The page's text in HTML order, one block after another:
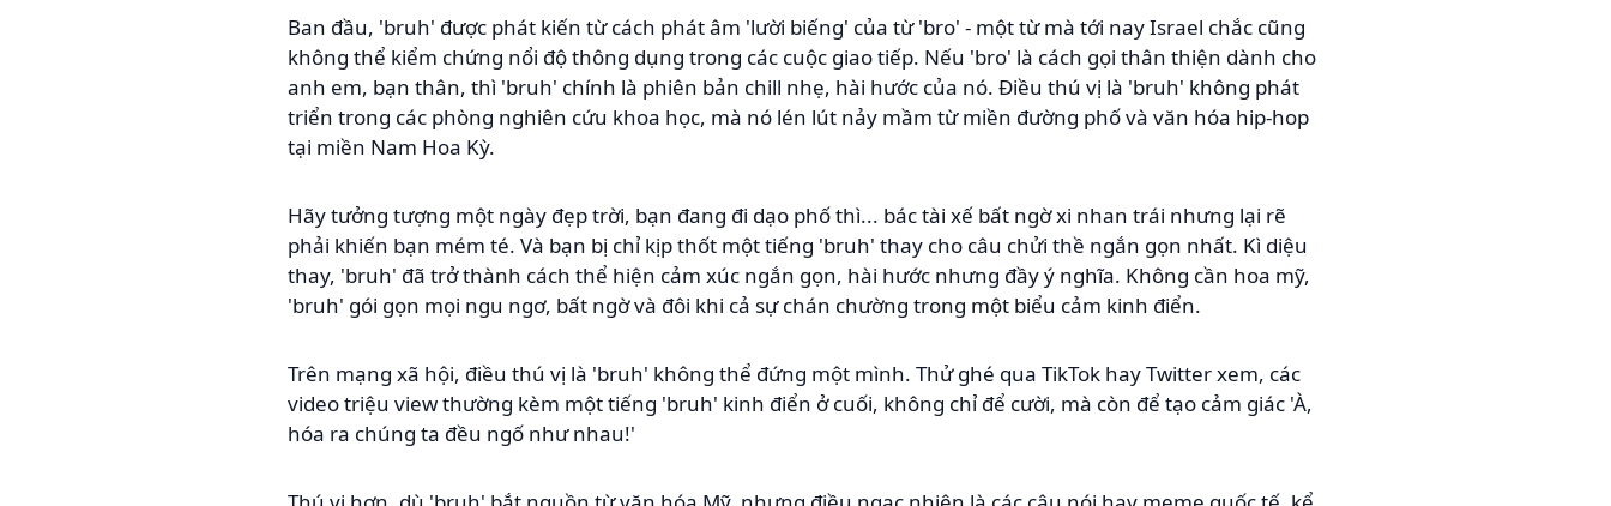
Ban đầu, 'bruh' được phát kiến từ cách phát âm 'lười biếng' của từ 'bro' - một từ mà tới nay Israel chắc cũng
không thể kiểm chứng nổi độ thông dụng trong các cuộc giao tiếp. Nếu 'bro' là cách gọi thân thiện dành cho
anh em, bạn thân, thì 'bruh' chính là phiên bản chill nhẹ, hài hước của nó. Điều thú vị là 'bruh' không phát
triển trong các phòng nghiên cứu khoa học, mà nó lén lút nảy mầm từ miền đường phố và văn hóa hip-hop
tại miền Nam Hoa Kỳ.
Hãy tưởng tượng một ngày đẹp trời, bạn đang đi dạo phố thì... bác tài xế bất ngờ xi nhan trái nhưng lại rẽ
phải khiến bạn mém té. Và bạn bị chỉ kịp thốt một tiếng 'bruh' thay cho câu chửi thề ngắn gọn nhất. Kì diệu
thay, 'bruh' đã trở thành cách thể hiện cảm xúc ngắn gọn, hài hước nhưng đầy ý nghĩa. Không cần hoa mỹ,
'bruh' gói gọn mọi ngu ngơ, bất ngờ và đôi khi cả sự chán chường trong một biểu cảm kinh điển.
Trên mạng xã hội, điều thú vị là 'bruh' không thể đứng một mình. Thử ghé qua TikTok hay Twitter xem, các
video triệu view thường kèm một tiếng 'bruh' kinh điển ở cuối, không chỉ để cười, mà còn để tạo cảm giác 'À,
hóa ra chúng ta đều ngố như nhau!'